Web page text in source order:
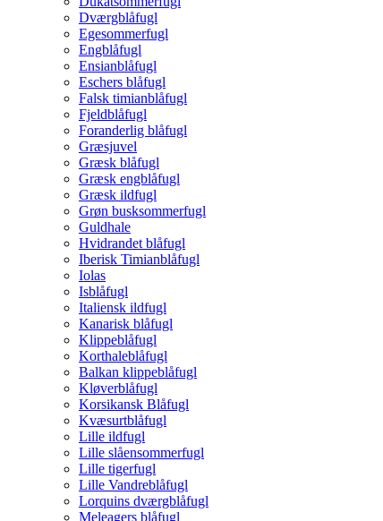
Dværgblåfugl
Egesommerfugl
Engblåfugl
Ensianblåfugl
Eschers blåfugl
Falsk timianblåfugl
Fjeldblåfugl
Foranderlig blåfugl
Græsjuvel
Græsk blåfugl
Græsk engblåfugl
Græsk ildfugl
Grøn busksommerfugl
Guldhale
Hvidrandet blåfugl
Iberisk Timianblåfugl
Iolas
Isblåfugl
Italiensk ildfugl
Kanarisk blåfugl
Klippeblåfugl
Korthaleblåfugl
Balkan klippeblåfugl
Kløverblåfugl
Korsikansk Blåfugl
Kvæsurtblåfugl
Lille ildfugl
Lille slåensommerfugl
Lille tigerfugl
Lille Vandreblåfugl
Lorquins dværgblåfugl
Meleagers blåfugl